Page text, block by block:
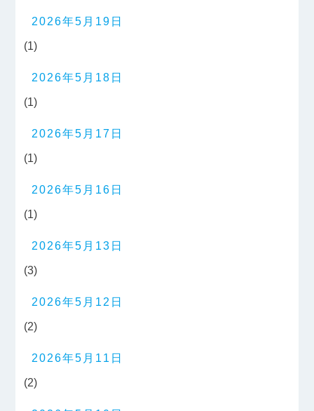
2026年5月19日
(1)
2026年5月18日
(1)
2026年5月17日
(1)
2026年5月16日
(1)
2026年5月13日
(3)
2026年5月12日
(2)
2026年5月11日
(2)